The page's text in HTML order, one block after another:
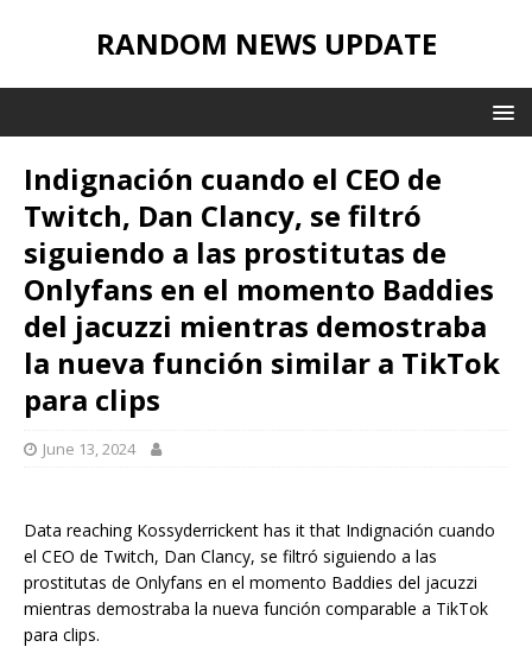
RANDOM NEWS UPDATE
Indignación cuando el CEO de
Twitch, Dan Clancy, se filtró
siguiendo a las prostitutas de
Onlyfans en el momento Baddies
del jacuzzi mientras demostraba
la nueva función similar a TikTok
para clips
June 13, 2024
Data reaching Kossyderrickent has it that Indignación cuando
el CEO de Twitch, Dan Clancy, se filtró siguiendo a las
prostitutas de Onlyfans en el momento Baddies del jacuzzi
mientras demostraba la nueva función comparable a TikTok
para clips.